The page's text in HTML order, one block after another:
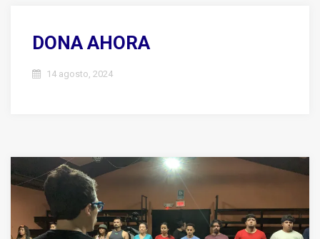
DONA AHORA
14 agosto, 2024